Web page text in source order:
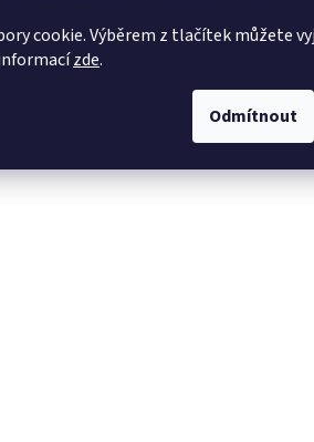
cookie. Výběrem z tlačítek můžete
zde.
Odmítnout